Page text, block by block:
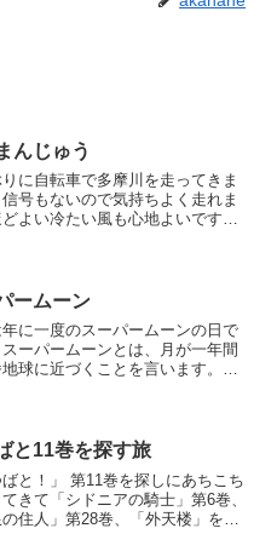
んじゅう
に自転車で多摩川を走ってきま
信号もないので気持ちよく走れま
よい冷たい風も心地よいです。
なにも問題が...
ームーン
に一度のスーパームーンの日で
スーパームーンとは、月が一年間
球に近づくことを言います。も
いかと思い出した...
と11巻を探す旅
ばと！」 第11巻を探しにあちこち
きて「シドニアの騎士」第6巻、
の住人」第28巻、「外天楼」を買